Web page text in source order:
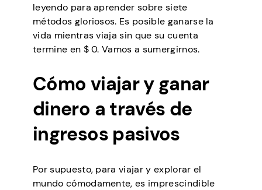
leyendo para aprender sobre siete
métodos gloriosos. Es posible ganarse la
vida mientras viaja sin que su cuenta
termine en $ 0. Vamos a sumergirnos.
Cómo viajar y ganar
dinero a través de
ingresos pasivos
Por supuesto, para viajar y explorar el
mundo cómodamente, es imprescindible